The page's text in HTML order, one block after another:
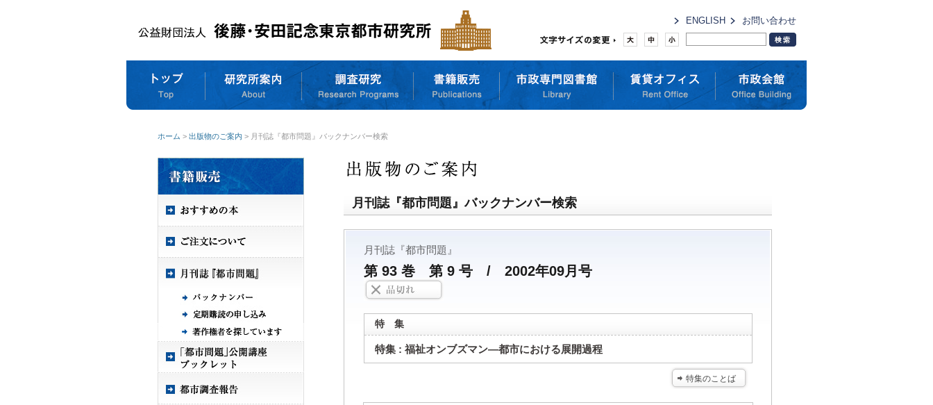
ENGLISH お問い合わせ
ホーム > 出版物のご案内 > 月刊誌『都市問題』バックナンバー検索
月刊誌『都市問題』バックナンバー検索
月刊誌『都市問題』
第 93 巻 第 9 号 / 2002年09月号
特 集
特集 : 福祉オンブズマン―都市における展開過程
特集のことば